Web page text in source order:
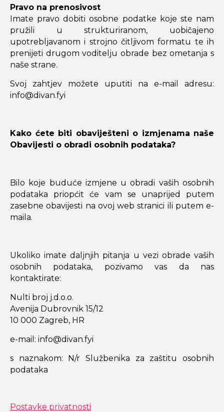
Pravo na prenosivost
Imate pravo dobiti osobne podatke koje ste nam
pružili u strukturiranom, uobičajeno
upotrebljavanom i strojno čitljivom formatu te ih
prenijeti drugom voditelju obrade bez ometanja s
naše strane.
Svoj zahtjev možete uputiti na e-mail adresu:
info@divan.fyi
Kako ćete biti obaviješteni o izmjenama naše
Obavijesti o obradi osobnih podataka?
Bilo koje buduće izmjene u obradi vaših osobnih
podataka priopćit će vam se unaprijed putem
zasebne obavijesti na ovoj web stranici ili putem e-
maila.
Ukoliko imate daljnjih pitanja u vezi obrade vaših
osobnih podataka, pozivamo vas da nas
kontaktirate:
Nulti broj j.d.o.o.
Avenija Dubrovnik 15/12
10 000 Zagreb, HR
e-mail: info@divan.fyi
s naznakom: N/r Službenika za zaštitu osobnih
podataka
Postavke privatnosti